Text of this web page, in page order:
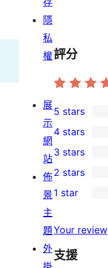
評分
6
5-
star
reviews
5 stars
4-
star
review
4 stars
0
3-
star
3 stars
2-
reviews
2 stars
star
reviews
1 star
Your review
支援
隱
私
權
展
示
網
站
佈
景
主
題
外